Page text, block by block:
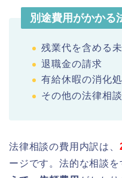
別途費用がかかる
残業代を含める
退職金の請求
有給休暇の消化
その他の法律相談
法律相談の費用内訳は、
ージです。法的な相談を